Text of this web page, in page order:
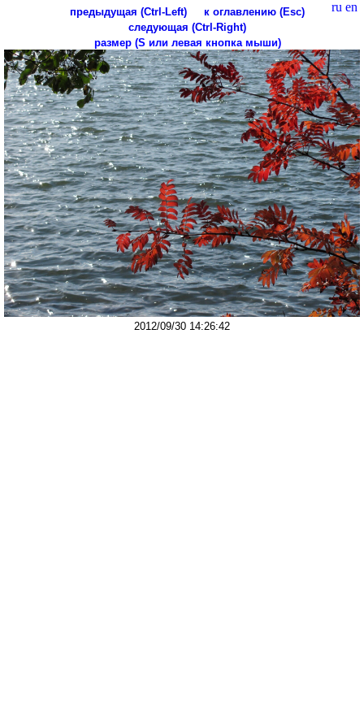
ru en
предыдущая (Ctrl-Left)
к оглавлению (Esc)
следующая (Ctrl-Right)
размер (S или левая кнопка мыши)
2012/09/30 14:26:42